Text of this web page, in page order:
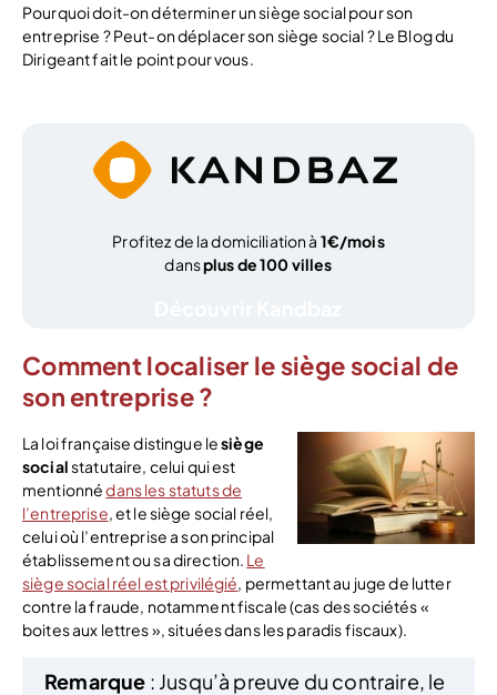
Pourquoi doit-on déterminer un siège social pour son
entreprise ? Peut-on déplacer son siège social ? Le Blog du
Dirigeant fait le point pour vous.
Profitez de la domiciliation à 1€/mois
dansplus de 100 villes
Comment localiser le siège social de
son entreprise ?
La loi française distingue lesiège
socialstatutaire, celui qui est
mentionnédans les statuts de
l’entreprise, et le siège social réel,
celui où l’entreprise a son principal
établissement ou sa direction. Le
siège social réel est privilégié, permettant au juge de lutter
contre la fraude, notamment fiscale (cas des sociétés «
boites aux lettres », situées dans les paradis fiscaux).
Remarque : Jusqu’à preuve du contraire, le